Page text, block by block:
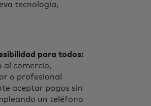
tecnología,
para todos:
al comercio,
o profesional
aceptar pagos sin
un teléfono